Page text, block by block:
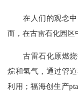
在人们的观念中
而，在古雷石化园区
古雷石化原燃烧
烷和氢气，通过管
利用；福海创生产